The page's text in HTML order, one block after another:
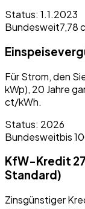
Status: 1.1.2023
Bundesweit7,78
Für Strom, den
kWp), 20 Jahre
ct/kWh.
Status: 2026
Bundesweitbis
KfW-Kredit
Standard)
Zinsgünstiger